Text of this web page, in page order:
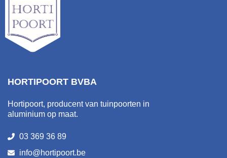
HORTIPOORT BVBA
Hortipoort, producent van tuinpoorten in
aluminium op maat.
03 369 36 89
info@hortipoort.be